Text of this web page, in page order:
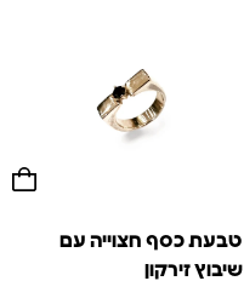
טבעת כסף חצוייה עם
שיבוץ זירקון